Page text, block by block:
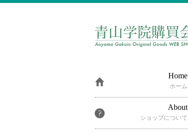
Home
ホーム
About
ショップについて